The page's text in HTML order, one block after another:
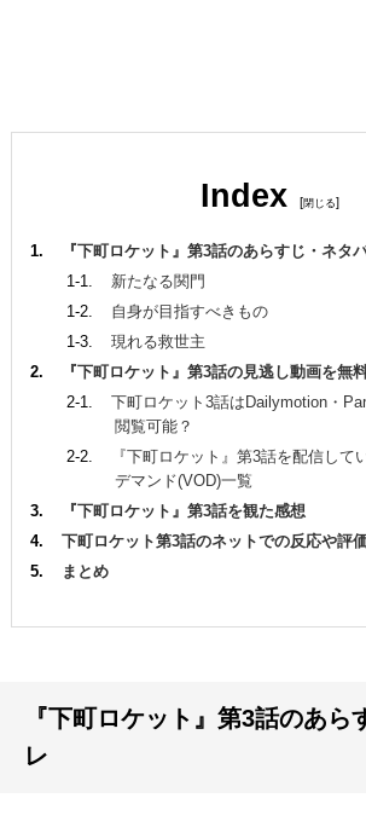
Index [ ]
『下町ロケット』第3話のあらすじ・ネタ
新たなる関門
自身が目指すべきもの
現れる救世主
『下町ロケット』第3話の見逃し動画を無
下町ロケット3話はDailymotion・
閲覧可能？
『下町ロケット』第3話を配信して
デマンド(VOD)一覧
『下町ロケット』第3話を観た感想
下町ロケット第3話のネットでの反応や評
まとめ
『下町ロケット』第3話のあら
レ